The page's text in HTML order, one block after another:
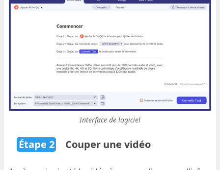
Interface de logiciel
Étape 2 Couper une vidéo